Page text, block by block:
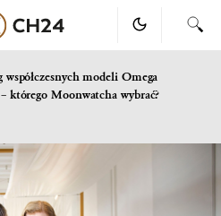
modeli Omega
którego Moonwatcha wybrać?